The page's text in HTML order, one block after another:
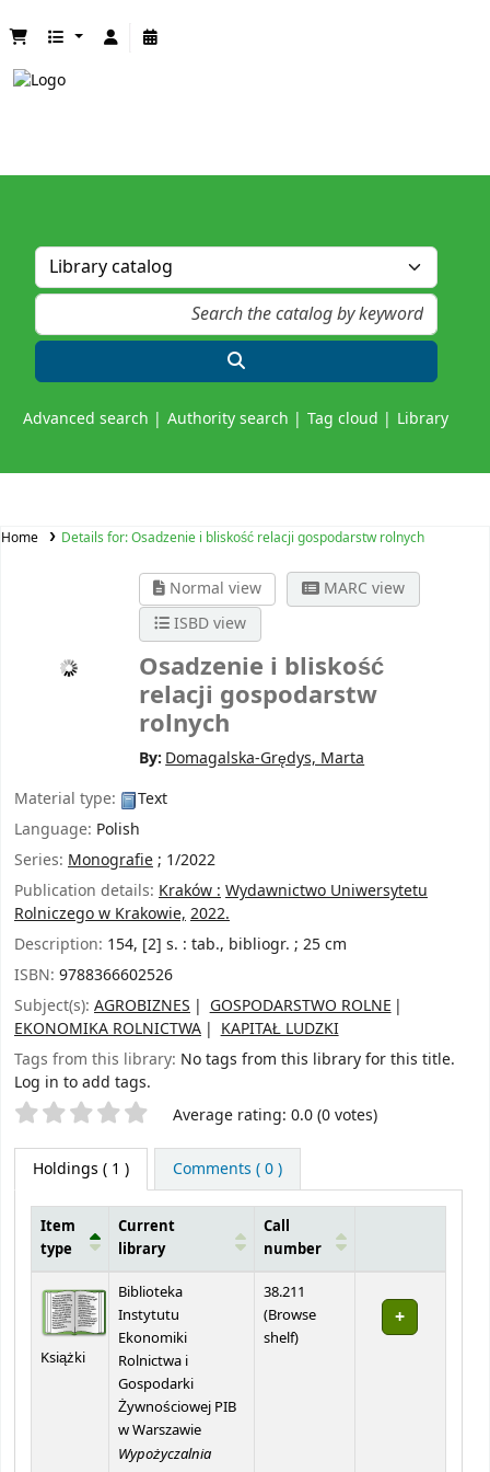
Advanced search Authority search Tag cloud Library
Home Details for:Osadzenie i bliskość relacji gospodarstw rolnych
Normal view
MARC view
ISBD view
Osadzenie i bliskość
relacji gospodarstw
rolnych
By: Domagalska-Grędys, Marta
Material type:
Text
Language: Polish
Series: Monografie; 1/2022
Publication details: Kraków :Wydawnictwo Uniwersytetu
Rolniczego w Krakowie,2022.
Description: 154, [2] s. : tab., bibliogr. ; 25 cm
ISBN: 9788366602526
Subject(s): AGROBIZNES
GOSPODARSTWO ROLNE
EKONOMIKA ROLNICTWA
KAPITAŁ LUDZKI
Tags from this library: No tags from this library for this title.
Log in to add tags.
Star ratings Average rating: 0.0 (0 votes)
Holdings ( 1 ) Comments ( 0 )
Item
type
Current
library
Call
number
Książki
Biblioteka
Instytutu
Ekonomiki
Rolnictwa i
Gospodarki
Żywnościowej PIB
w Warszawie
Wypożyczalnia
38.211
(Browse
shelf(Opens below)
)